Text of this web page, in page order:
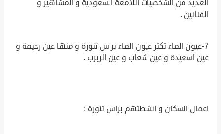
العديد من الشخصيات اللامعة السعودية و المشاهير و
الفنانين .
7-عيون الماء تكثر عيون الماء براس تنورة و منها عين رحيمة و
عين اسعيدة و عين شعاب و عين الربرب .
اعمال السكان و انشطتهم براس تنورة :